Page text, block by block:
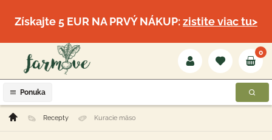
Získajte 5 EUR NA PRVÝ NÁKUP:zistite viac tu>
Ponuka
0
Recepty Kuracie mäso